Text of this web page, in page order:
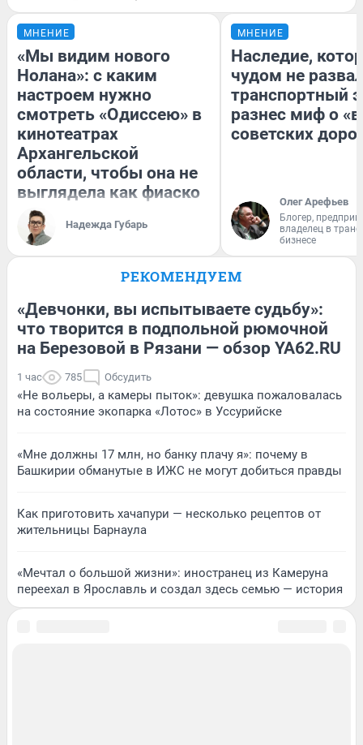
МНЕНИЕ
«Мы видим нового
Нолана»: с каким
настроем нужно
смотреть «Одиссею» в
кинотеатрах
Архангельской
области, чтобы она не
выглядела как фиаско
Надежда Губарь
МНЕНИЕ
Наследие,
чудом не
транспортный
разнес миф о
советских
Олег Арефьев
Блогер,
владелец в
бизнесе
РЕКОМЕНДУЕМ
«Девчонки, вы испытываете судьбу»:
что творится в подпольной рюмочной
на Березовой в Рязани — обзор YA62.RU
1 час 785 Обсудить
«Не вольеры, а камеры пыток»: девушка пожаловалась
на состояние экопарка «Лотос» в Уссурийске
«Мне должны 17 млн, но банку плачу я»: почему в
Башкирии обманутые в ИЖС не могут добиться правды
Как приготовить хачапури — несколько рецептов от
жительницы Барнаула
«Мечтал о большой жизни»: иностранец из Камеруна
переехал в Ярославль и создал здесь семью — история